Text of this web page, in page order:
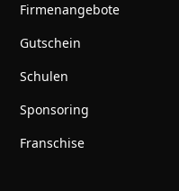
Firmenangebote
Gutschein
Schulen
Sponsoring
Franschise